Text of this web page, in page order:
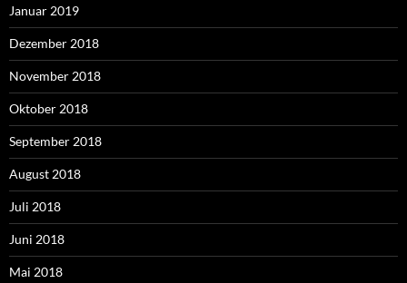
Januar 2019
Dezember 2018
November 2018
Oktober 2018
September 2018
August 2018
Juli 2018
Juni 2018
Mai 2018